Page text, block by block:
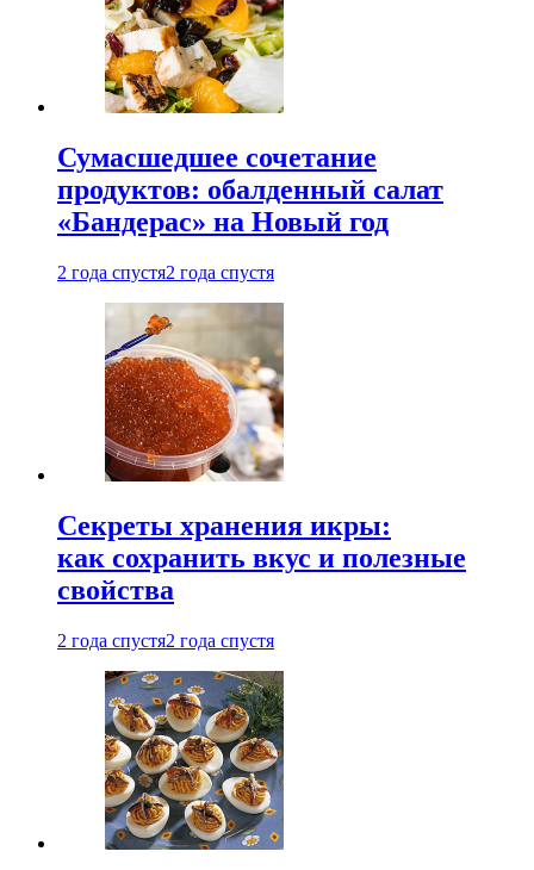
Сумасшедшее сочетание
продуктов: обалденный салат
«Бандерас» на Новый год
2 года спустя2 года спустя
Секреты хранения икры:
как сохранить вкус и полезные
свойства
2 года спустя2 года спустя